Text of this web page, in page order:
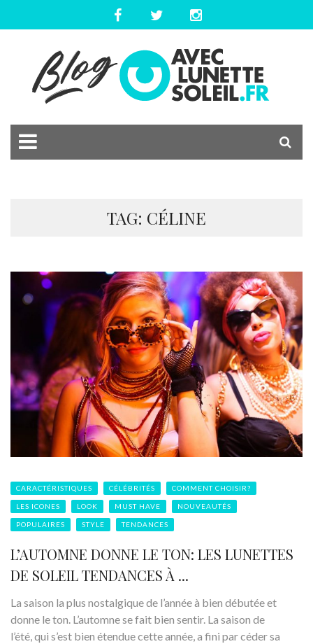
TAG: CÉLINE
CARACTÉRISTIQUES CÉLÉBRITÉS COMMENT CHOISIR?
LES ICONES LOOK MUST HAVE NOUVEAUTÉS
POPULAIRES STYLE TENDANCES
L’AUTOMNE DONNE LE TON: LES LUNETTES
DE SOLEIL TENDANCES À ...
La saison la plus nostalgique de l’année à bien débutée et
donne le ton. L’automne se fait bien sentir. La saison de
l’été, qui s’est bien étendue cette année, a fini par céder sa